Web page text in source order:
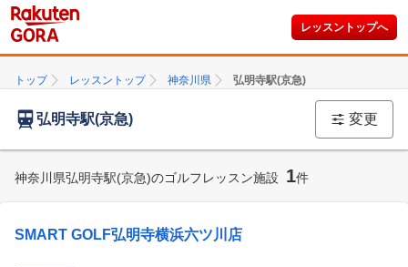
レッスントップへ
トップ レッスントップ 神奈川県 弘明寺駅(京急)
弘明寺駅(京急) 変更
神奈川県弘明寺駅(京急)のゴルフレッスン施設 1件
SMART GOLF弘明寺横浜六ツ川店